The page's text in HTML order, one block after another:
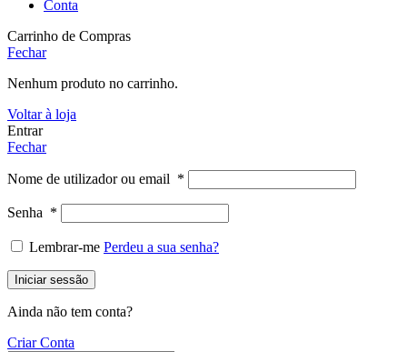
Conta
Carrinho de Compras
Fechar
Nenhum produto no carrinho.
Voltar à loja
Entrar
Fechar
Nome de utilizador ou email *
Senha *
Lembrar-me Perdeu a sua senha?
Iniciar sessão
Ainda não tem conta?
Criar Conta